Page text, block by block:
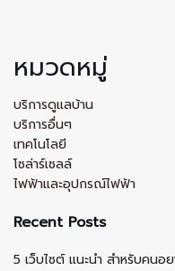
หมวดหมู่
บริการดูแลบ้าน
บริการอื่นๆ
เทคโนโลยี
โซล่าร์เซลล์
ไฟฟ้าและอุปกรณ์ไฟฟ้า
Recent Posts
5 เว็บไซต์ แนะนำ สำหรับคน